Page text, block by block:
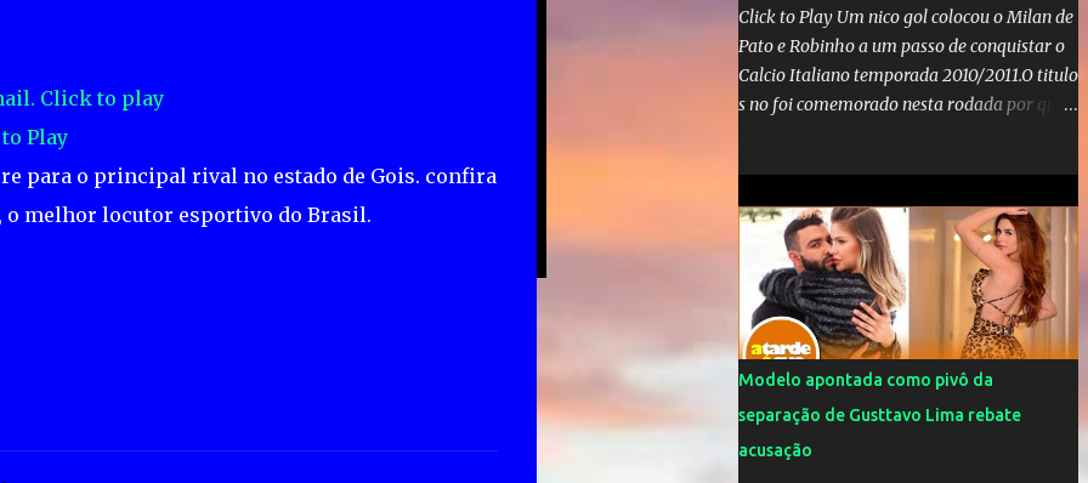
Play
para o principal rival no estado de Gois. confira
o melhor locutor esportivo do Brasil.
Click to Play Um nico gol colocou o Milan de
Pato e Robinho a um passo de conquistar o
Calcio Italiano temporada 2010/2011.O titulo
s no foi comemorado nesta rodada por que a
voltandoa Italia e para dirigir de novo a
Internazionale.Na velha bota tudo parece
definido e tem o Milan como virtual
campeao. ;
Modelo apontada como pivô da
separação de Gusttavo Lima rebate
acusação